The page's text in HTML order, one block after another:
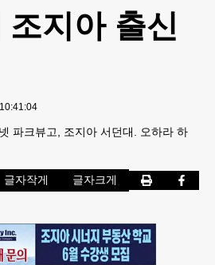
지아 출신
파크뷰고, 조지아 서던대. 오하라 하
글자작게 글자크게